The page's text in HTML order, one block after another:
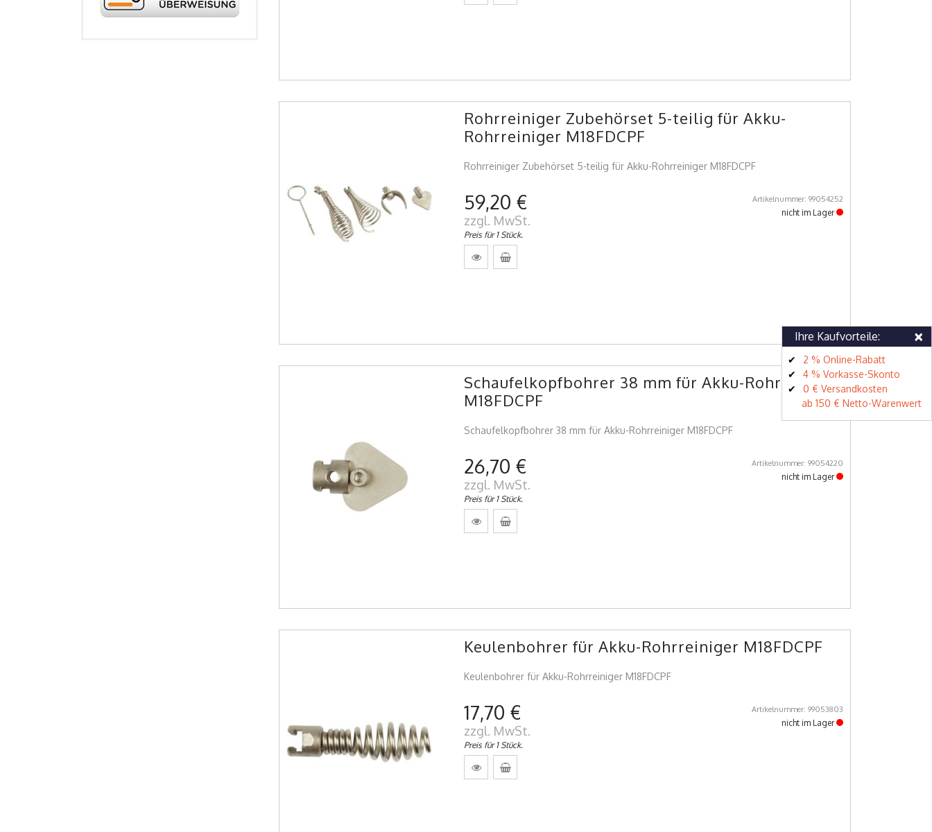
Rohrreiniger Zubehörset 5-teilig für Akku-
Rohrreiniger M18FDCPF
Rohrreiniger Zubehörset 5-teilig für Akku-Rohrreiniger M18FDCPF
59,20 €
zzgl. MwSt.
Preis für 1 Stück.
Artikelnummer: 99054252
nicht im Lager
Schaufelkopfbohrer 38 mm für Akku-Rohrreiniger
M18FDCPF
Schaufelkopfbohrer 38 mm für Akku-Rohrreiniger M18FDCPF
26,70 €
zzgl. MwSt.
Preis für 1 Stück.
Artikelnummer: 99054220
nicht im Lager
Keulenbohrer für Akku-Rohrreiniger M18FDCPF
Keulenbohrer für Akku-Rohrreiniger M18FDCPF
17,70 €
zzgl. MwSt.
Preis für 1 Stück.
Artikelnummer: 99053803
nicht im Lager
Ihre Kaufvorteile: ×
2 % Online-Rabatt
4 % Vorkasse-Skonto
0 € Versandkosten
ab 150 € Netto-Warenwert